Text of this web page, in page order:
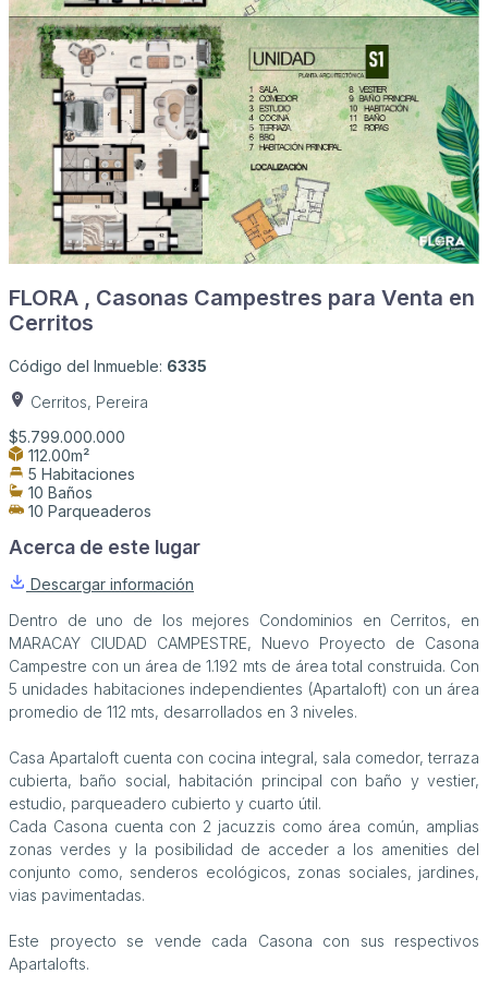
FLORA , Casonas Campestres para Venta en
Cerritos
Código del Inmueble: 6335
Cerritos, Pereira
$5.799.000.000
112.00m²
5 Habitaciones
10 Baños
10 Parqueaderos
Acerca de este lugar
Descargar información
Dentro de uno de los mejores Condominios en Cerritos, en
MARACAY CIUDAD CAMPESTRE, Nuevo Proyecto de Casona
Campestre con un área de 1.192 mts de área total construida. Con
5 unidades habitaciones independientes (Apartaloft) con un área
promedio de 112 mts, desarrollados en 3 niveles.
Casa Apartaloft cuenta con cocina integral, sala comedor, terraza
cubierta, baño social, habitación principal con baño y vestier,
estudio, parqueadero cubierto y cuarto útil.
Cada Casona cuenta con 2 jacuzzis como área común, amplias
zonas verdes y la posibilidad de acceder a los amenities del
conjunto como, senderos ecológicos, zonas sociales, jardines,
vias pavimentadas.
Este proyecto se vende cada Casona con sus respectivos
Apartalofts.